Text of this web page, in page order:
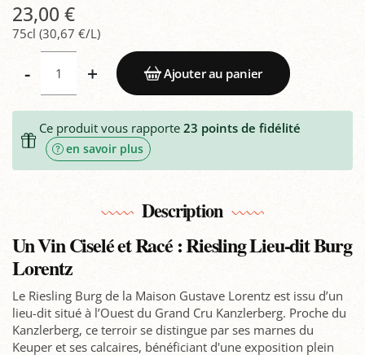
23,00 €
75cl (30,67 €/L)
- + Ajouter au panier
Ce produit vous rapporte23 points de fidélité
en savoir plus
Description
Un Vin Ciselé et Racé : Riesling Lieu-dit Burg
Lorentz
Le Riesling Burg de la Maison Gustave Lorentz est issu d’un
lieu-dit situé à l’Ouest du Grand Cru Kanzlerberg. Proche du
Kanzlerberg, ce terroir se distingue par ses marnes du
Keuper et ses calcaires, bénéficiant d'une exposition plein